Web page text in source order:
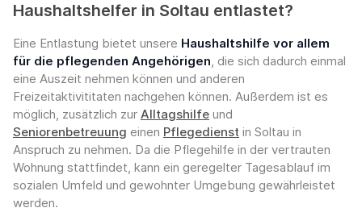
Haushaltshelfer in Soltau entlastet?
Eine Entlastung bietet unsere Haushaltshilfe vor allem
für die pflegenden Angehörigen, die sich dadurch einmal
eine Auszeit nehmen können und anderen
Freizeitaktivititaten nachgehen können. Außerdem ist es
möglich, zusätzlich zur Alltagshilfe und
Seniorenbetreuung einen Pflegedienst in Soltau in
Anspruch zu nehmen. Da die Pflegehilfe in der vertrauten
Wohnung stattfindet, kann ein geregelter Tagesablauf im
sozialen Umfeld und gewohnter Umgebung gewährleistet
werden.